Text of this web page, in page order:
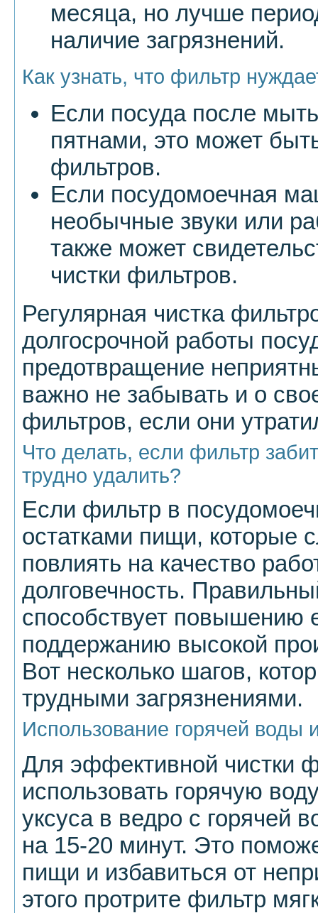
месяца, но лучше
наличие загрязнений.
Как узнать, что фильтр
Если посуда после
пятнами, это может
фильтров.
Если посудомоечная
необычные звуки или
также может
чистки фильтров.
Регулярная чистка
долгосрочной работы
предотвращение
важно не забывать и о
фильтров, если они
Что делать, если фильтр
трудно удалить?
Если фильтр в
остатками пищи, которые
повлиять на качество
долговечность.
способствует повышению
поддержанию высокой
Вот несколько шагов,
трудными загрязнениями.
Использование горячей воды
Для эффективной чистки
использовать горячую
уксуса в ведро с горячей
на 15-20 минут. Это
пищи и избавиться от
этого протрите фильтр